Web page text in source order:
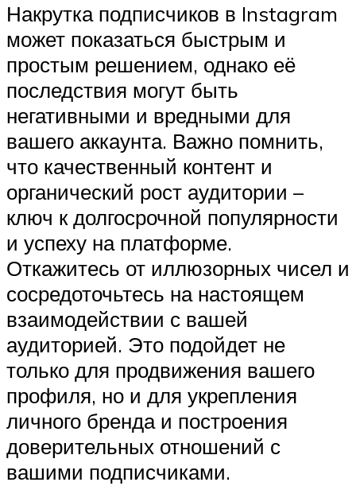
Накрутка подписчиков в Instagram
может показаться быстрым и
простым решением, однако её
последствия могут быть
негативными и вредными для
вашего аккаунта. Важно помнить,
что качественный контент и
органический рост аудитории –
ключ к долгосрочной популярности
и успеху на платформе.
Откажитесь от иллюзорных чисел и
сосредоточьтесь на настоящем
взаимодействии с вашей
аудиторией. Это подойдет не
только для продвижения вашего
профиля, но и для укрепления
личного бренда и построения
доверительных отношений с
вашими подписчиками.